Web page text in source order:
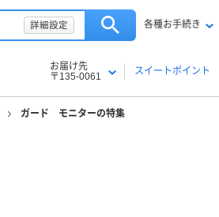
詳細設定 各種お手続き
お届け先
〒135-0061
スイートポイント
ガード モニターの特集